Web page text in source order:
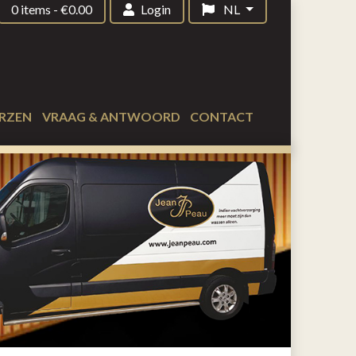
0 items -€0.00 Login NL
VRAAG & ANTWOORD CONTACT